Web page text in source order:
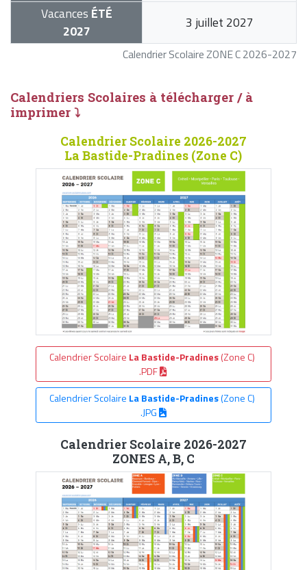
Calendrier Scolaire ZONE C 2026-2027
Vacances ÉTÉ
2027
3 juillet 2027
Calendriers Scolaires à télécharger / à
imprimer ⤵
Calendrier Scolaire 2026-2027
La Bastide-Pradines (Zone C)
Calendrier Scolaire La Bastide-Pradines(Zone C)
.PDF
Calendrier Scolaire La Bastide-Pradines(Zone C)
.JPG
Calendrier Scolaire 2026-2027
ZONES A, B, C